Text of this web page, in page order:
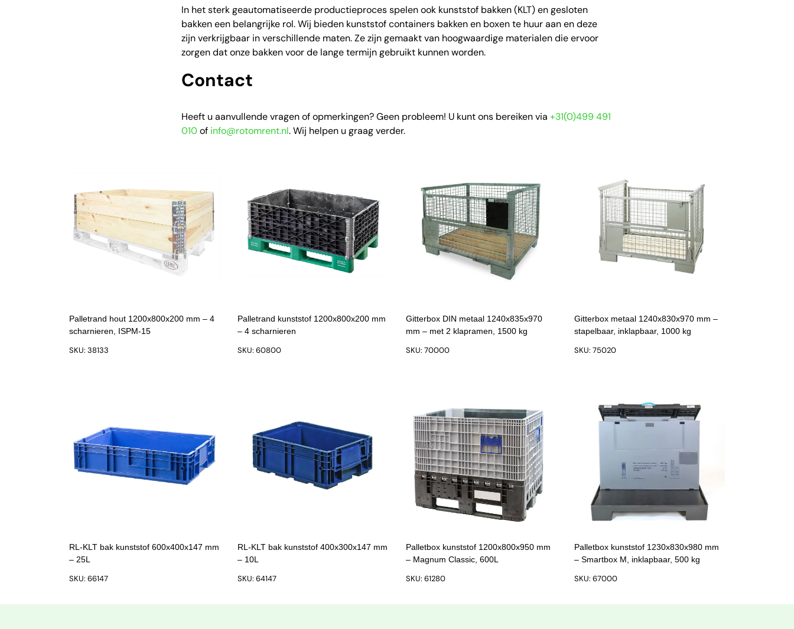
In het sterk geautomatiseerde productieproces spelen ook kunststof bakken (KLT) en gesloten
bakken een belangrijke rol. Wij bieden kunststof containers bakken en boxen te huur aan en deze
zijn verkrijgbaar in verschillende maten. Ze zijn gemaakt van hoogwaardige materialen die ervoor
zorgen dat onze bakken voor de lange termijn gebruikt kunnen worden.
Contact
Heeft u aanvullende vragen of opmerkingen? Geen probleem! U kunt ons bereiken via +31(0)499 491
010of info@rotomrent.nl. Wij helpen u graag verder.
Palletrand hout 1200x800x200 mm – 4
scharnieren, ISPM-15
SKU: 38133
Palletrand kunststof 1200x800x200 mm
– 4 scharnieren
SKU: 60800
Gitterbox DIN metaal 1240x835x970
mm – met 2 klapramen, 1500 kg
SKU: 70000
Gitterbox metaal 1240x830x970 mm –
stapelbaar, inklapbaar, 1000 kg
SKU: 75020
RL-KLT bak kunststof 600x400x147 mm
– 25L
SKU: 66147
RL-KLT bak kunststof 400x300x147 mm
– 10L
SKU: 64147
Palletbox kunststof 1200x800x950 mm
– Magnum Classic, 600L
SKU: 61280
Palletbox kunststof 1230x830x980 mm
– Smartbox M, inklapbaar, 500 kg
SKU: 67000